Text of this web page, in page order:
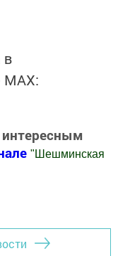
в
MАХ:
" Шешминская